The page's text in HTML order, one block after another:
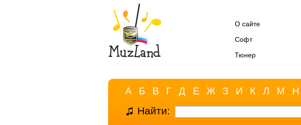
О сайте
Софт
Тюнер
А Б В Г Д Е Ж З И К Л М Н
Найти: